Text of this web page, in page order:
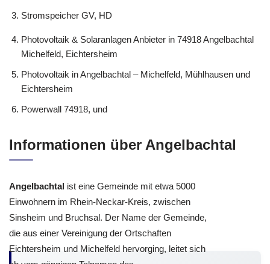
Stromspeicher GV, HD
Photovoltaik & Solaranlagen Anbieter in 74918 Angelbachtal
Michelfeld, Eichtersheim
Photovoltaik in Angelbachtal – Michelfeld, Mühlhausen und
Eichtersheim
Powerwall 74918, und
Informationen über Angelbachtal
Angelbachtal ist eine Gemeinde mit etwa 5000
Einwohnern im Rhein-Neckar-Kreis, zwischen
Sinsheim und Bruchsal. Der Name der Gemeinde,
die aus einer Vereinigung der Ortschaften
Eichtersheim und Michelfeld hervorging, leitet sich